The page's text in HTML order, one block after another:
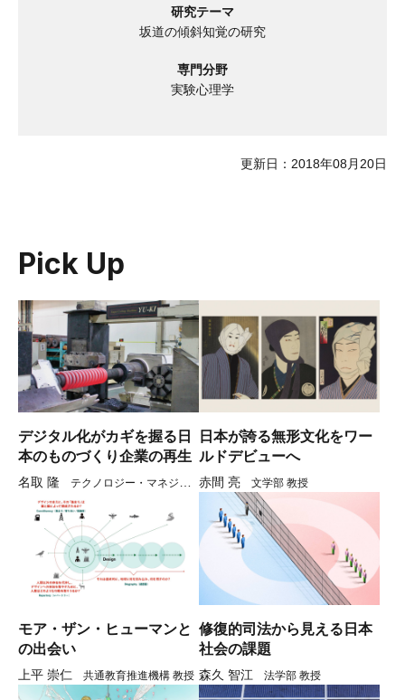
研究テーマ
坂道の傾斜知覚の研究
専門分野
実験心理学
更新日：2018年08月20日
Pick Up
デジタル化がカギを握る日
本のものづくり企業の再生
名取 隆
テクノロジー・マネジメ
ント研究科 教授
日本が誇る無形文化をワー
ルドデビューへ
赤間 亮 文学部 教授
モア・ザン・ヒューマンと
の出会い
上平 崇仁 共通教育推進機構 教授
修復的司法から見える日本
社会の課題
森久 智江 法学部 教授